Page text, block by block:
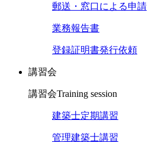
郵送・窓口による申請
業務報告書
登録証明書発行依頼
講習会
講習会Training session
建築士定期講習
管理建築士講習